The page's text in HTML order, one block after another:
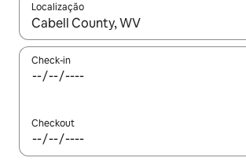
Localização
Quando os resultados estiverem
Check-in
Checkout